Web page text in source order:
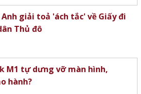
giải toả 'ách tắc' về Giấy đi
Thủ đô
M1 tự dưng vỡ màn hình,
hành?